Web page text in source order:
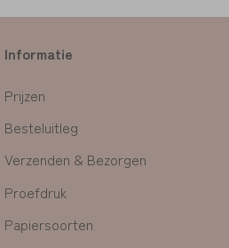
Informatie
Prijzen
Besteluitleg
Verzenden & Bezorgen
Proefdruk
Papiersoorten